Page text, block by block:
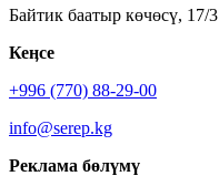
Байтик баатыр көчөсү, 17/3
Кеӊсе
+996 (770) 88-29-00
info@serep.kg
Реклама бөлүмү